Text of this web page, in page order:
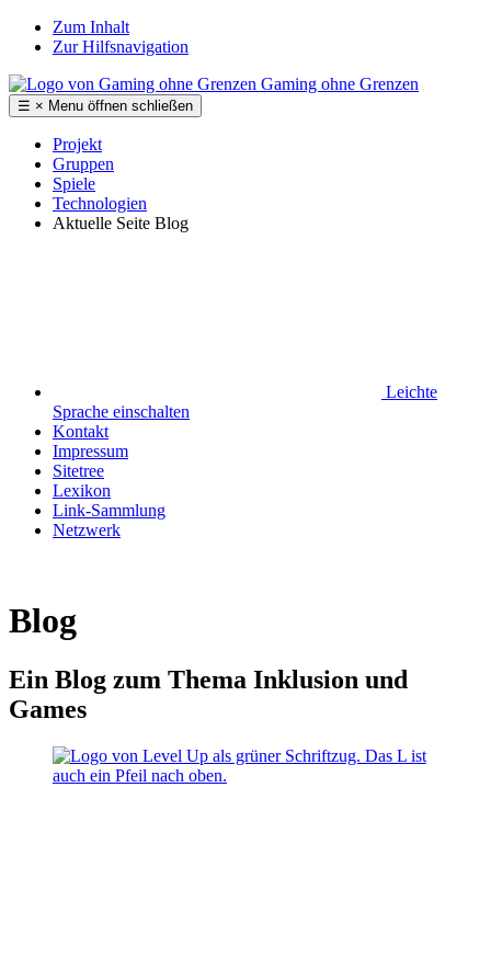
Zum Inhalt
Zur Hilfsnavigation
Gaming ohne Grenzen
☰ × Menu öffnen schließen
Projekt
Gruppen
Spiele
Technologien
Aktuelle Seite Blog
Leichte
Sprache einschalten
Kontakt
Impressum
Sitetree
Lexikon
Link-Sammlung
Netzwerk
Blog
Ein Blog zum Thema Inklusion und
Games